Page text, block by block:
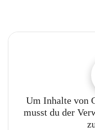
Um Inhalte von
musst du der